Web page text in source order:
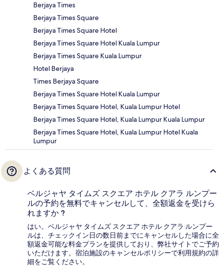
Berjaya Times
Berjaya Times Square
Berjaya Times Square Hotel
Berjaya Times Square Hotel Kuala Lumpur
Berjaya Times Square Kuala Lumpur
Hotel Berjaya
Times Berjaya Square
Berjaya Times Square Hotel Kuala Lumpur
Berjaya Times Square Hotel, Kuala Lumpur Hotel
Berjaya Times Square Hotel, Kuala Lumpur Kuala Lumpur
Berjaya Times Square Hotel, Kuala Lumpur Hotel Kuala
Lumpur
よくある質問
ベルジャヤ タイムズ スクエア ホテル クアラ ルンプー
ルの予約を無料でキャンセルして、全額返金を受けら
れますか ?
はい。ベルジャヤ タイムズ スクエア ホテル クアラ ルンプー
ルは、チェックイン日の数日前までにキャンセルした場合に全
額返金可能な料金プランを提供しており、弊社サイトでご予約
いただけます。宿泊施設のキャンセルポリシーで利用規約の詳
細をご覧ください。